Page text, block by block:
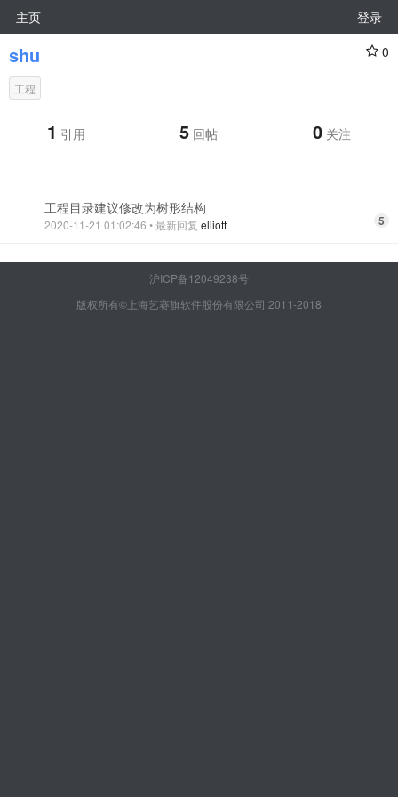
主页 登录
shu 0
工程
1 引用 5 回帖 0 关注
工程目录建议修改为树形结构
2020-11-21 01:02:46 • 最新回复 elliott 5
沪ICP备12049238号
版权所有©上海艺赛旗软件股份有限公司 2011-2018